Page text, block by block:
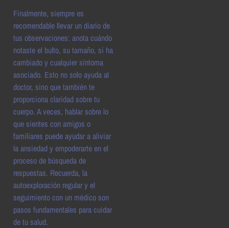
Finalmente, siempre es
recomendable llevar un diario de
tus observaciones: anota cuándo
notaste el bulto, su tamaño, si ha
cambiado y cualquier síntoma
asociado. Esto no solo ayuda al
doctor, sino que también te
proporciona claridad sobre tu
cuerpo. A veces, hablar sobre lo
que sientes con amigos o
familiares puede ayudar a aliviar
la ansiedad y empoderarte en el
proceso de búsqueda de
respuestas. Recuerda, la
autoexploración regular y el
seguimiento con un médico son
pasos fundamentales para cuidar
de tu salud.